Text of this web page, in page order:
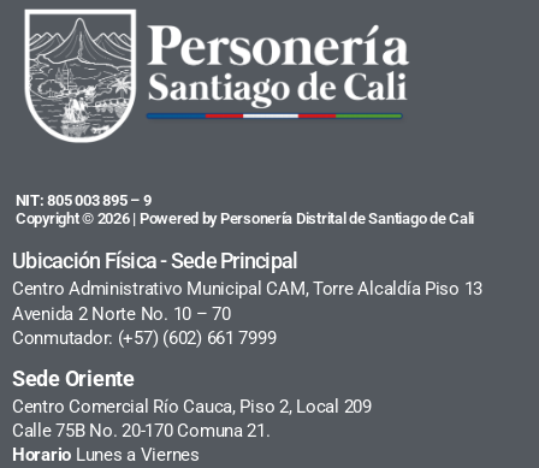
NIT: 805 003 895 – 9
Copyright © 2026 | Powered by Personería Distrital de Santiago de Cali
Ubicación Física - Sede Principal
Centro Administrativo Municipal CAM, Torre Alcaldía Piso 13
Avenida 2 Norte No. 10 – 70
Conmutador: (+57) (602) 661 7999
Sede Oriente
Centro Comercial Río Cauca, Piso 2, Local 209
Calle 75B No. 20-170 Comuna 21.
Horario Lunes a Viernes